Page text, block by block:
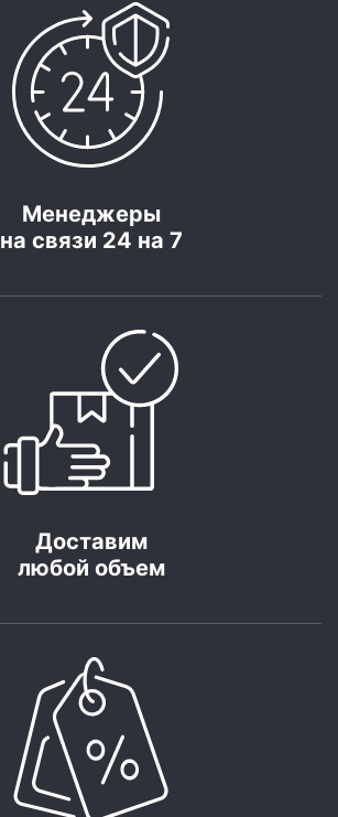
Менеджеры
на связи 24 на 7
Доставим
любой объем